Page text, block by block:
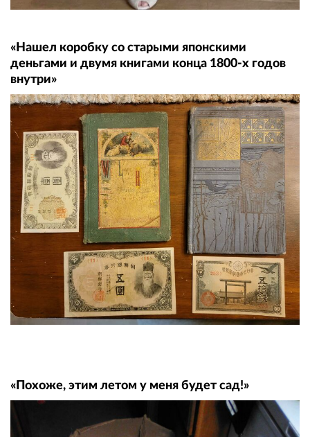
«Нашел коробку со старыми японскими
деньгами и двумя книгами конца 1800-х годов
внутри»
«Похоже, этим летом у меня будет сад!»